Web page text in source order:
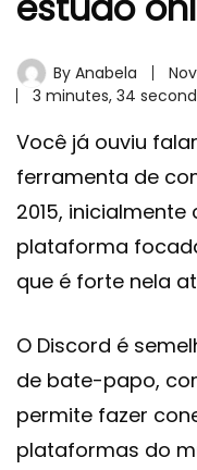
By Anabela
3 minutes, 34
Você já ouviu
ferramenta de
2015,
plataforma
que é forte nela
O Discord é
de bate-papo,
permite fazer
plataformas do